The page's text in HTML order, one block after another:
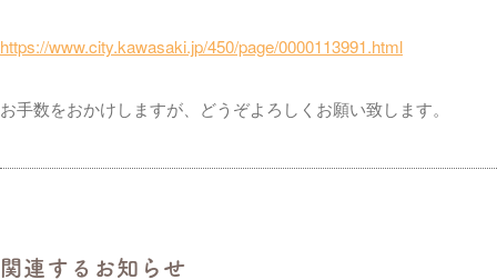
https://www.city.kawasaki.jp/450/page/0000113991.html
お手数をおかけしますが、どうぞよろしくお願い致します。
関連するお知らせ